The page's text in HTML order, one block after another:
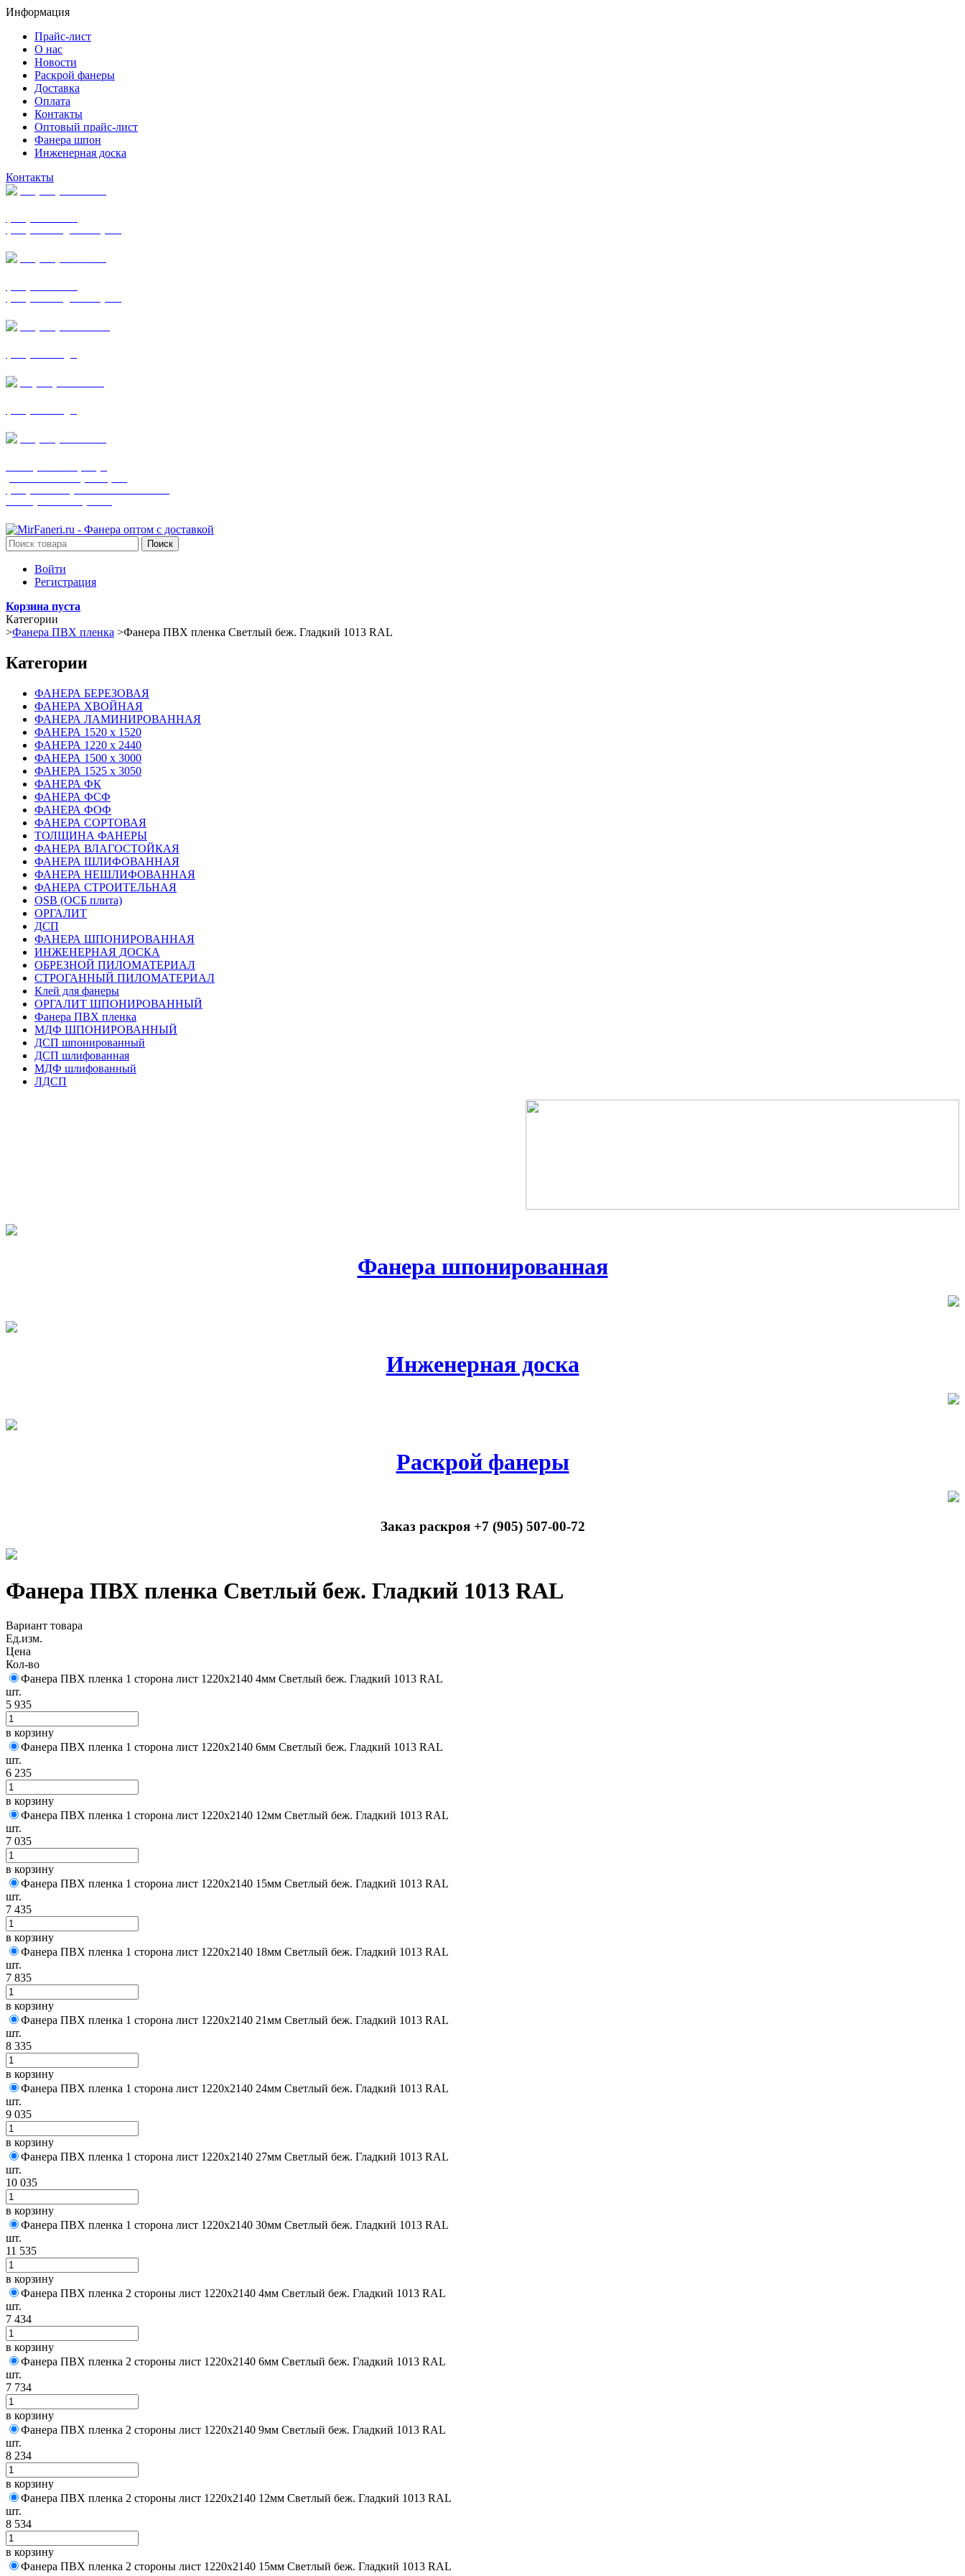
Информация
Прайс-лист
О нас
Новости
Раскрой фанеры
Доставка
Оплата
Контакты
Оптовый прайс-лист
Фанера шпон
Инженерная доска
Контакты
Поиск
Войти
Регистрация
Корзина пуста
Категории
>Фанера ПВХ пленка >Фанера ПВХ пленка Светлый беж. Гладкий 1013 RAL
Категории
ФАНЕРА БЕРЕЗОВАЯ
ФАНЕРА ХВОЙНАЯ
ФАНЕРА ЛАМИНИРОВАННАЯ
ФАНЕРА 1520 х 1520
ФАНЕРА 1220 х 2440
ФАНЕРА 1500 х 3000
ФАНЕРА 1525 х 3050
ФАНЕРА ФК
ФАНЕРА ФСФ
ФАНЕРА ФОФ
ФАНЕРА СОРТОВАЯ
ТОЛЩИНА ФАНЕРЫ
ФАНЕРА ВЛАГОСТОЙКАЯ
ФАНЕРА ШЛИФОВАННАЯ
ФАНЕРА НЕШЛИФОВАННАЯ
ФАНЕРА СТРОИТЕЛЬНАЯ
OSB (ОСБ плита)
ОРГАЛИТ
ДСП
ФАНЕРА ШПОНИРОВАННАЯ
ИНЖЕНЕРНАЯ ДОСКА
ОБРЕЗНОЙ ПИЛОМАТЕРИАЛ
СТРОГАННЫЙ ПИЛОМАТЕРИАЛ
Клей для фанеры
ОРГАЛИТ ШПОНИРОВАННЫЙ
Фанера ПВХ пленка
МДФ ШПОНИРОВАННЫЙ
ДСП шпонированный
ДСП шлифованная
МДФ шлифованный
ЛДСП
Фанера шпонированная
Инженерная доска
Раскрой фанеры
Заказ раскроя +7 (905) 507-00-72
Фанера ПВХ пленка Светлый беж. Гладкий 1013 RAL
Вариант товара
Ед.изм.
Цена
Кол-во
Фанера ПВХ пленка 1 сторона лист 1220х2140 4мм Светлый беж. Гладкий 1013 RAL
шт.
5 935
в корзину
Фанера ПВХ пленка 1 сторона лист 1220х2140 6мм Светлый беж. Гладкий 1013 RAL
шт.
6 235
в корзину
Фанера ПВХ пленка 1 сторона лист 1220х2140 12мм Светлый беж. Гладкий 1013 RAL
шт.
7 035
в корзину
Фанера ПВХ пленка 1 сторона лист 1220х2140 15мм Светлый беж. Гладкий 1013 RAL
шт.
7 435
в корзину
Фанера ПВХ пленка 1 сторона лист 1220х2140 18мм Светлый беж. Гладкий 1013 RAL
шт.
7 835
в корзину
Фанера ПВХ пленка 1 сторона лист 1220х2140 21мм Светлый беж. Гладкий 1013 RAL
шт.
8 335
в корзину
Фанера ПВХ пленка 1 сторона лист 1220х2140 24мм Светлый беж. Гладкий 1013 RAL
шт.
9 035
в корзину
Фанера ПВХ пленка 1 сторона лист 1220х2140 27мм Светлый беж. Гладкий 1013 RAL
шт.
10 035
в корзину
Фанера ПВХ пленка 1 сторона лист 1220х2140 30мм Светлый беж. Гладкий 1013 RAL
шт.
11 535
в корзину
Фанера ПВХ пленка 2 стороны лист 1220х2140 4мм Светлый беж. Гладкий 1013 RAL
шт.
7 434
в корзину
Фанера ПВХ пленка 2 стороны лист 1220х2140 6мм Светлый беж. Гладкий 1013 RAL
шт.
7 734
в корзину
Фанера ПВХ пленка 2 стороны лист 1220х2140 9мм Светлый беж. Гладкий 1013 RAL
шт.
8 234
в корзину
Фанера ПВХ пленка 2 стороны лист 1220х2140 12мм Светлый беж. Гладкий 1013 RAL
шт.
8 534
в корзину
Фанера ПВХ пленка 2 стороны лист 1220х2140 15мм Светлый беж. Гладкий 1013 RAL